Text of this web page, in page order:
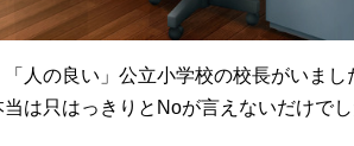
人の良い」公立小学校の校長がいまし
は只はっきりとNoが言えないだけでし